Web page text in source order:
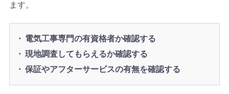
ます。
電気工事専門の有資格者か確認する
現地調査してもらえるか確認する
保証やアフターサービスの有無を確認する